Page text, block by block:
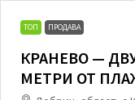
ТОП ПРОДАВА
КРАНЕВО —
МЕТРИ ОТ